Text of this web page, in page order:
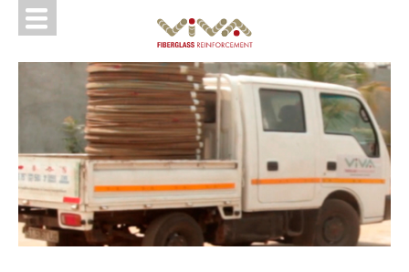
Aller
au
contenu
MAIN
ACCUEIL